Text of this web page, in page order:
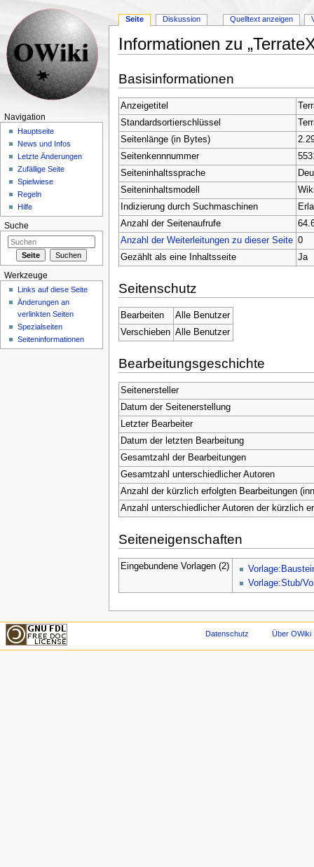
Informationen zu
Basisinformationen
Anzeigetitel
Standardsortierschlüssel
Seitenlänge (in Bytes)
Seitenkennnummer
Seiteninhaltssprache
Seiteninhaltsmodell
Indizierung durch Suchmaschinen
Anzahl der Seitenaufrufe
Anzahl der Weiterleitungen zu dieser Seite 0
Gezählt als eine Inhaltsseite
Ja
Seitenschutz
Bearbeiten
Alle Benutzer
Verschieben Alle Benutzer
Bearbeitungsgeschichte
Seitenersteller
Datum der Seitenerstellung
Letzter Bearbeiter
Datum der letzten Bearbeitung
Gesamtzahl der Bearbeitungen
Gesamtzahl unterschiedlicher Autoren
Anzahl der kürzlich erfolgten Bearbeitungen
Anzahl unterschiedlicher Autoren der kürzlich
Seiteneigenschaften
Eingebundene Vorlagen (2)
Vorlage:Stub/
Seite Diskussion Quelltext anzeigen
Navigation
Hauptseite
News und Infos
Letzte Änderungen
Zufällige Seite
Spielwiese
Regeln
Hilfe
Suche
Werkzeuge
Links auf diese Seite
Änderungen an
verlinkten Seiten
Spezialseiten
Seiteninformationen
Datenschutz Über OWiki